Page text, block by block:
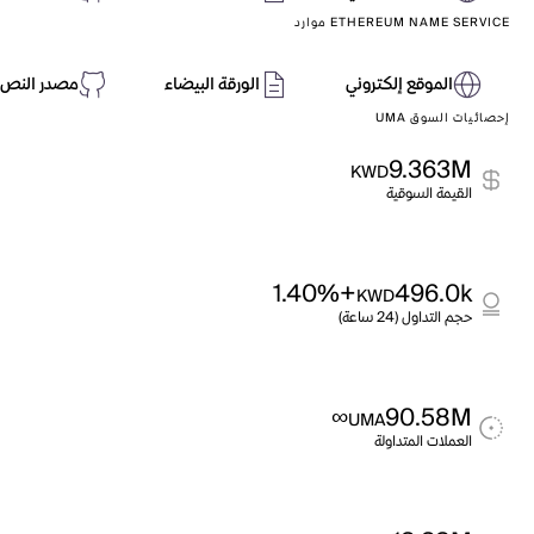
ETHEREUM NAME SERVICE موارد
الموقع إلكتروني الورقة البيضاء مصدر النص
إحصائيات السوق UMA
9.363M
KWD
القيمة السوقية
496.0k
KWD
+1.40%
حجم التداول (24 ساعة)
90.58M
UMA
∞
العملات المتداولة